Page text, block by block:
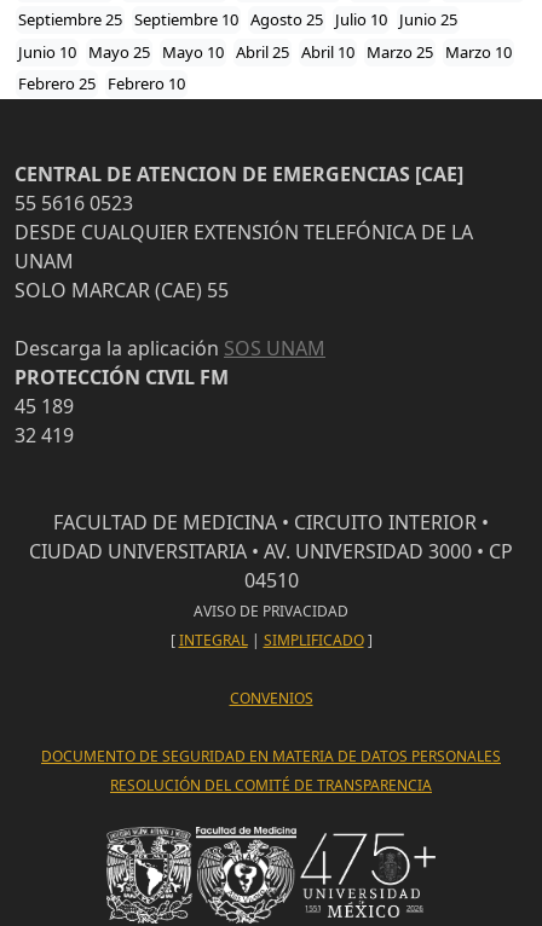
Septiembre 25 Septiembre 10 Agosto 25 Julio 10
Junio 25
Junio 10
Mayo 25 Mayo 10 Abril 25 Abril 10 Marzo 25
Marzo 10
Febrero 25
Febrero 10
CENTRAL DE ATENCION DE EMERGENCIAS [CAE]
55 5616 0523
DESDE CUALQUIER EXTENSIÓN TELEFÓNICA DE LA
UNAM
SOLO MARCAR (CAE) 55
Descarga la aplicación SOS UNAM
PROTECCIÓN CIVIL FM
45 189
32 419
FACULTAD DE MEDICINA • CIRCUITO INTERIOR •
CIUDAD UNIVERSITARIA • AV. UNIVERSIDAD 3000 • CP
04510
AVISO DE PRIVACIDAD
[INTEGRAL| SIMPLIFICADO]
CONVENIOS
DOCUMENTO DE SEGURIDAD EN MATERIA DE DATOS PERSONALES
RESOLUCIÓN DEL COMITÉ DE TRANSPARENCIA